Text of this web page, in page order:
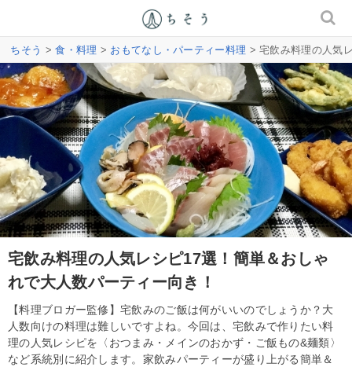
ちそう >食・料理 > おもてなし・パーティー料理 > 宅飲み料理の人気
宅飲み料理の人気レシピ17選！簡単＆おしゃ
れで大人数パーティー向き！
【料理ブロガー監修】宅飲みのご飯は何がいいのでしょうか？大
人数向けの料理は難しいですよね。今回は、宅飲みで作りたい料
理の人気レシピを〈おつまみ・メインのおかず・ご飯もの&麺類〉
など系統別に紹介します。家飲みパーティーが盛り上がる簡単＆